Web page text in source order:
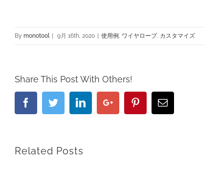
By monotool | 9月 16th, 2020 | 使用例 ワイヤロープ, カスタマイズ
Share This Post With Others!
FacebookTwitterLinkedinGoogle+ PinterestEmail
Related Posts